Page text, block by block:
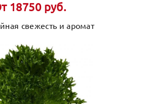
18750 руб.
свежесть и аромат